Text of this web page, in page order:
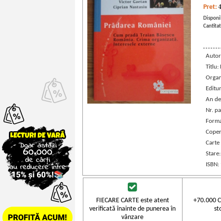
Pret:
Titlu:
An
Nr.
FIECARE CARTE este atent
verificată înainte de punerea în
vânzare
+70.000